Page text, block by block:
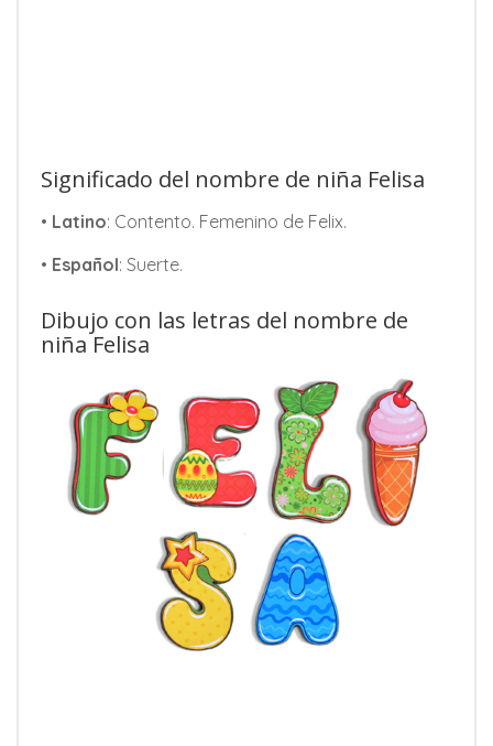
Significado del nombre de niña Felisa
• Latino: Contento. Femenino de Felix.
• Español: Suerte.
Dibujo con las letras del nombre de
niña Felisa